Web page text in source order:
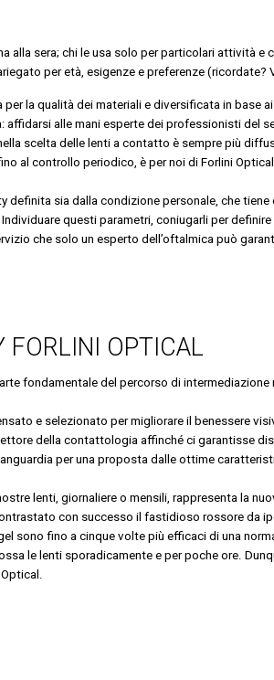
alla sera; chi le usa solo per particolari attività e
per età, esigenze e preferenze (ricordate?
la qualità dei materiali e diversificata in base
alle mani esperte dei professionisti del
scelta delle lenti a contatto è sempre più
al controllo periodico, è per noi di Forlini
definita sia dalla condizione personale, che
questi parametri, coniugarli per
che solo un esperto dell’oftalmica può
FORLINI OPTICAL
fondamentale del percorso di
e selezionato per migliorare il benessere
della contattologia affinché ci garantisse
per una proposta dalle ottime
lenti, giornaliere o mensili, rappresenta la
con successo il fastidioso rossore da
sono fino a cinque volte più efficaci di una
le lenti sporadicamente e per poche ore.